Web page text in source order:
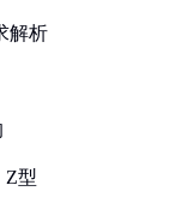
解析
Z型